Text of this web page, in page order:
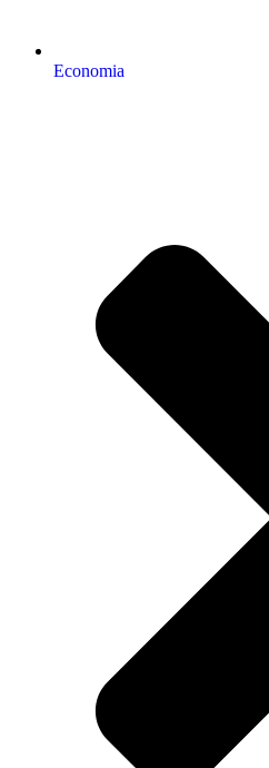
Economia